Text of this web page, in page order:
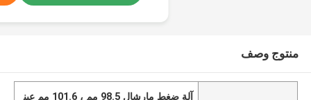
منتوج وصف
آلة ضغط مارشال 98.5 مم ، 101.6 مم عين